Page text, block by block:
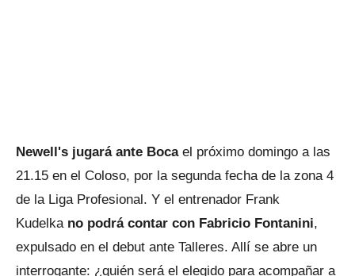
Newell's jugará ante Bocael próximo domingo a las
21.15 en el Coloso, por la segunda fecha de la zona 4
de la Liga Profesional. Y el entrenador Frank
Kudelka no podrá contar con Fabricio Fontanini,
expulsado en el debut ante Talleres. Allí se abre un
interrogante: ¿quién será el elegido para acompañar a